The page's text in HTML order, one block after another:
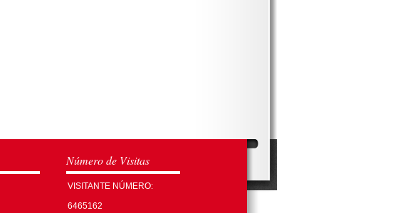
Número de Visitas
VISITANTE NÚMERO:
6465162